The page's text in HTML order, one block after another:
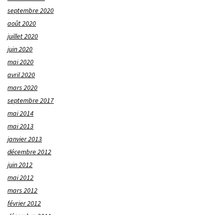
septembre 2020
août 2020
juillet 2020
juin 2020
mai 2020
avril 2020
mars 2020
septembre 2017
mai 2014
mai 2013
janvier 2013
décembre 2012
juin 2012
mai 2012
mars 2012
février 2012